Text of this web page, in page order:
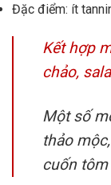
Đặc điểm: ít
Kết hợp
chảo,
Một số
thảo
cuốn